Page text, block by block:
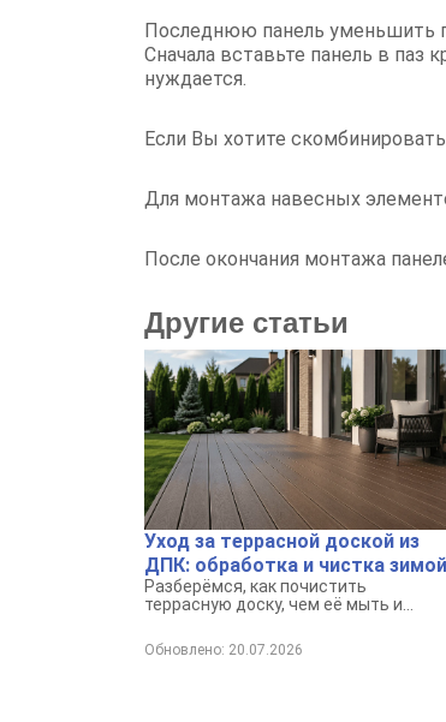
Последнюю панель уменьшить
Сначала вставьте панель в паз
нуждается.
Если Вы хотите
Для монтажа навесных
После окончания монтажа
Другие статьи
Уход за террасной доской из
ДПК: обработка и чистка зимой
Разберёмся, как почистить
террасную доску, чем её мыть и
покрытие аккуратным в любое время
года.
Обновлено: 20.07.2026